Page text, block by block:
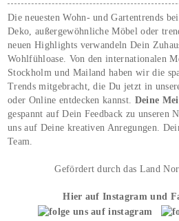
Die neuesten Wohn- und Gartentrends
Deko, außergewöhnliche Möbel oder
neuen Highlights verwandeln Dein
Wohlfühloase. Von den internationalen
Stockholm und Mailand haben wir die
Trends mitgebracht, die Du jetzt in
oder Online entdecken kannst. Deine
gespannt auf Dein Feedback zu unseren
uns auf Deine kreativen Anregungen.
Team.
Gefördert durch das Land
Hier auf Instagram und